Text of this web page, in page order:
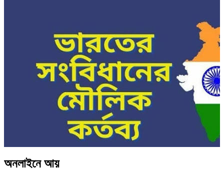
সব সভ্যতারই তো পতন হয়:…
অনলাইনে আয়